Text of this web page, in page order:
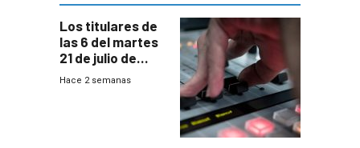
Los titulares de
las 6 del martes
21 de julio de
2026
Hace 2 semanas